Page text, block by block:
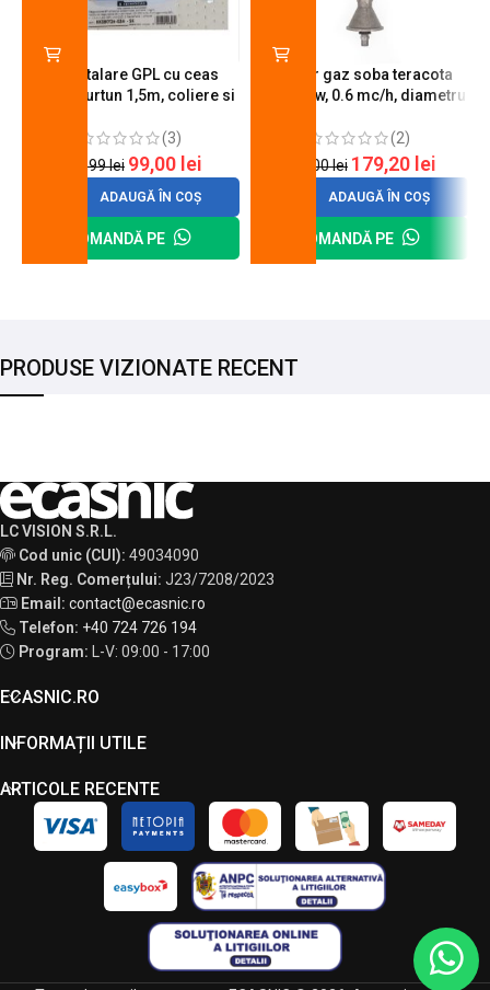
Kit instalare GPL cu ceas
butelie, furtun 1,5m, coliere si
(3)
120,99lei 99,00 lei
ADAUGĂ ÎN COȘ
COMANDĂ PE
Arzator gaz soba teracota
A600, 6 kw, 0.6 mc/h, diametru
(2)
200,00lei 179,20 lei
ADAUGĂ ÎN COȘ
COMANDĂ PE
PRODUSE VIZIONATE RECENT
LC VISION S.R.L.
Cod unic (CUI): 49034090
Nr. Reg. Comerțului: J23/7208/2023
Email: contact@ecasnic.ro
Telefon: +40 724 726 194
Program:
L-V: 09:00 - 17:00
ECASNIC.RO
INFORMAȚII UTILE
ARTICOLE RECENTE